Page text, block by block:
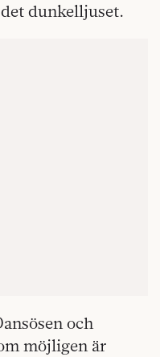
dunkelljuset.
och
möjligen är